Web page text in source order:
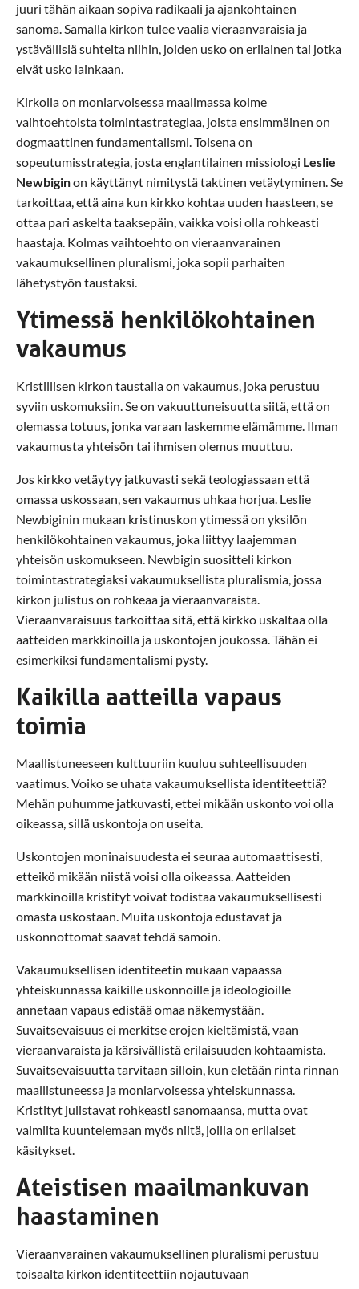
juuri tähän aikaan sopiva radikaali ja ajankohtainen
sanoma. Samalla kirkon tulee vaalia vieraanvaraisia ja
ystävällisiä suhteita niihin, joiden usko on erilainen tai jotka
eivät usko lainkaan.
Kirkolla on moniarvoisessa maailmassa kolme
vaihtoehtoista toimintastrategiaa, joista ensimmäinen on
dogmaattinen fundamentalismi. Toisena on
sopeutumisstrategia, josta englantilainen missiologi Leslie
Newbiginon käyttänyt nimitystä taktinen vetäytyminen. Se
tarkoittaa, että aina kun kirkko kohtaa uuden haasteen, se
ottaa pari askelta taaksepäin, vaikka voisi olla rohkeasti
haastaja. Kolmas vaihtoehto on vieraanvarainen
vakaumuksellinen pluralismi, joka sopii parhaiten
lähetystyön taustaksi.
Ytimessä henkilökohtainen
vakaumus
Kristillisen kirkon taustalla on vakaumus, joka perustuu
syviin uskomuksiin. Se on vakuuttuneisuutta siitä, että on
olemassa totuus, jonka varaan laskemme elämämme. Ilman
vakaumusta yhteisön tai ihmisen olemus muuttuu.
Jos kirkko vetäytyy jatkuvasti sekä teologiassaan että
omassa uskossaan, sen vakaumus uhkaa horjua. Leslie
Newbiginin mukaan kristinuskon ytimessä on yksilön
henkilökohtainen vakaumus, joka liittyy laajemman
yhteisön uskomukseen. Newbigin suositteli kirkon
toimintastrategiaksi vakaumuksellista pluralismia, jossa
kirkon julistus on rohkeaa ja vieraanvaraista.
Vieraanvaraisuus tarkoittaa sitä, että kirkko uskaltaa olla
aatteiden markkinoilla ja uskontojen joukossa. Tähän ei
esimerkiksi fundamentalismi pysty.
Kaikilla aatteilla vapaus
toimia
Maallistuneeseen kulttuuriin kuuluu suhteellisuuden
vaatimus. Voiko se uhata vakaumuksellista identiteettiä?
Mehän puhumme jatkuvasti, ettei mikään uskonto voi olla
oikeassa, sillä uskontoja on useita.
Uskontojen moninaisuudesta ei seuraa automaattisesti,
etteikö mikään niistä voisi olla oikeassa. Aatteiden
markkinoilla kristityt voivat todistaa vakaumuksellisesti
omasta uskostaan. Muita uskontoja edustavat ja
uskonnottomat saavat tehdä samoin.
Vakaumuksellisen identiteetin mukaan vapaassa
yhteiskunnassa kaikille uskonnoille ja ideologioille
annetaan vapaus edistää omaa näkemystään.
Suvaitsevaisuus ei merkitse erojen kieltämistä, vaan
vieraanvaraista ja kärsivällistä erilaisuuden kohtaamista.
Suvaitsevaisuutta tarvitaan silloin, kun eletään rinta rinnan
maallistuneessa ja moniarvoisessa yhteiskunnassa.
Kristityt julistavat rohkeasti sanomaansa, mutta ovat
valmiita kuuntelemaan myös niitä, joilla on erilaiset
käsitykset.
Ateistisen maailmankuvan
haastaminen
Vieraanvarainen vakaumuksellinen pluralismi perustuu
toisaalta kirkon identiteettiin nojautuvaan